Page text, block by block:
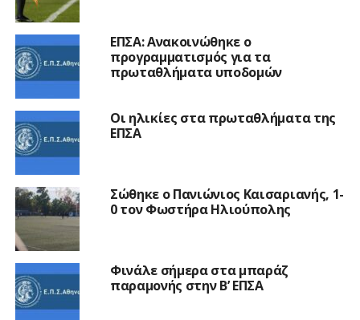
ΕΠΣΑ: Ανακοινώθηκε ο
προγραμματισμός για τα
πρωταθλήματα υποδομών
Οι ηλικίες στα πρωταθλήματα της
ΕΠΣΑ
Σώθηκε ο Πανιώνιος Καισαριανής, 1-
0 τον Φωστήρα Ηλιούπολης
Φινάλε σήμερα στα μπαράζ
παραμονής στην Β’ ΕΠΣΑ